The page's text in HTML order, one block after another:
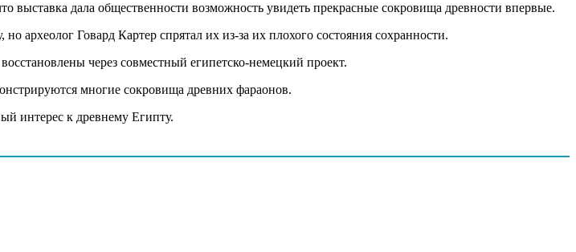
выставка дала общественности возможность увидеть прекрасные сокровища древности впервые.
археолог Говард Картер спрятал их из-за их плохого состояния сохранности.
через совместный египетско-немецкий проект.
многие сокровища древних фараонов.
интерес к древнему Египту.